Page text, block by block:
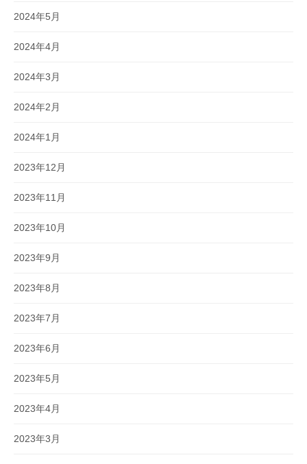
2024年5月
2024年4月
2024年3月
2024年2月
2024年1月
2023年12月
2023年11月
2023年10月
2023年9月
2023年8月
2023年7月
2023年6月
2023年5月
2023年4月
2023年3月